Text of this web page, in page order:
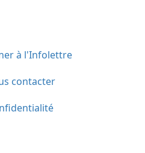
à l'Infolettre
contacter